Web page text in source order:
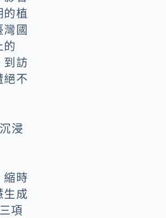
的植
國
的
到訪
絕不
浸
縮時
生成
項